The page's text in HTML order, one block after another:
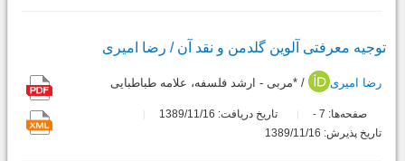
توجیه معرفتی آلوین گلدمن و نقد آن / رضا امیری
رضا امیری / *مربی - ارشد فلسفه، علامه طباطبایی
صفحه‌ها: 7
-
تاریخ دریافت: 1389/11/16
تاریخ پذیرش: 1389/11/16